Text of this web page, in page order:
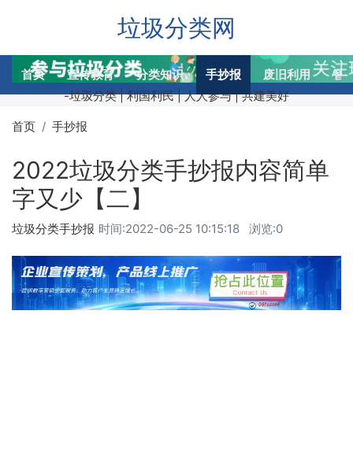
垃圾分类网
-垃圾分类 | 利国利民 | 人人参与 | 共建美好
首页 宣传教育 分类知识 手抄报 废旧利用 智
首页 手抄报
2022垃圾分类手抄报内容简单
字又少【二】
时间:2022-06-25 10:15:18 浏览:0
垃圾分类手抄报